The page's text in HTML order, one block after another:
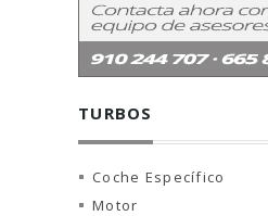
TURBOS
Coche Específico
Motor